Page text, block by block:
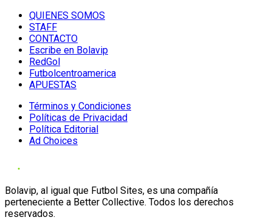
QUIENES SOMOS
STAFF
CONTACTO
Escribe en Bolavip
RedGol
Futbolcentroamerica
APUESTAS
Términos y Condiciones
Políticas de Privacidad
Política Editorial
Ad Choices
Bolavip, al igual que Futbol Sites, es una compañía
perteneciente a Better Collective. Todos los derechos
reservados.